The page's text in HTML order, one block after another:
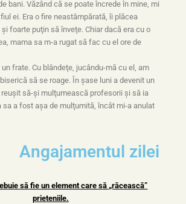
bani. Văzând că se poate încrede în mine, mi
ei. Era o fire neastâmpărată, îi plăcea
foarte puţin să înveţe. Chiar dacă era cu o
mama sa m-a rugat să fac cu el ore de
frate. Cu blândeţe, jucându-mă cu el, am
să se roage. În şase luni a devenit un
să-şi mulţumească profesorii şi să ia
sa a fost aşa de mulţumită, încât mi-a anulat
Angajamentul zilei
să fie un element care să „răcească”
prieteniile.